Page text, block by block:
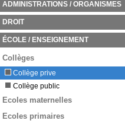
ADMINISTRATIONS / ORGANISMES
DROIT
ÉCOLE / ENSEIGNEMENT
Collèges
Collège prive
Collège public
Ecoles maternelles
Ecoles primaires